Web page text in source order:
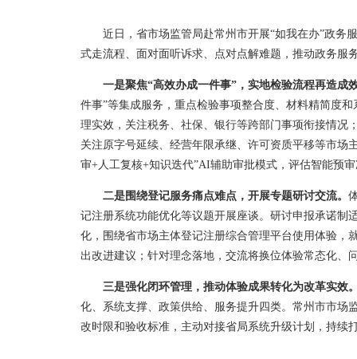
近日，省市场监管局赴常州市开展“如我在办”政务
式走流程、面对面听诉求、点对点解难题，推动政务服
一是聚焦“高效办成一件事”，实地检验流程再造成
件事”等集成服务，重点检验事项整合度、材料精简度
理实效，关注税务、社保、银行等跨部门事项衔接情况
关注原字号延续、经营年限承继、许可资质平移等市场
审+人工复核+知识迭代”AI辅助审批模式，评估智能预
二是围绕登记服务痛点难点，开展专题研讨交流。
记注册系统功能优化等议题开展座谈。研讨申报承诺制
化，围绕省市场主体登记注册综合管理平台使用体验，
出改进建议；针对理念落地，交流将换位体验常态化、
三是强化闭环管理，推动体验成果转化为改革实效
化、系统支撑、政策供给、服务提升四类。常州市市场
改时限和验收标准，主动对接省局系统升级计划，持续